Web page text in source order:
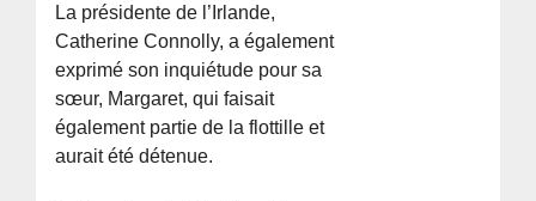
La présidente de l’Irlande,
Catherine Connolly, a également
exprimé son inquiétude pour sa
sœur, Margaret, qui faisait
également partie de la flottille et
aurait été détenue.